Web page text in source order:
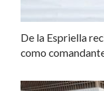
De la Espriella
como